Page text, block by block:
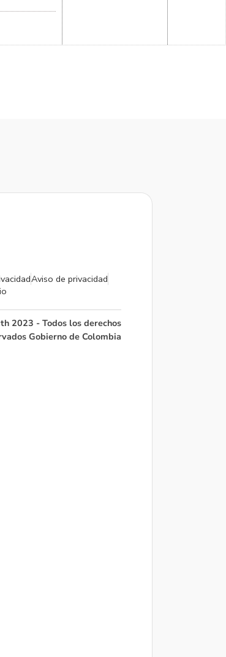
Aviso de privacidad
2023 - Todos los derechos
Gobierno de Colombia